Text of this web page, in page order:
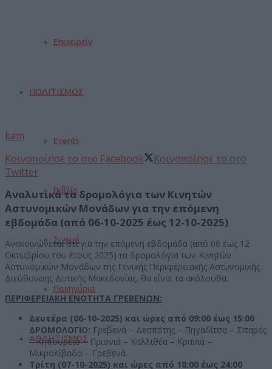
Επιχειρείν
ΠΟΛΙΤΙΣΜΟΣ
Events
Βιβλίο
Σινεμά
Πανηγύρια
ΑΘΛΗΤΙΣΜΟΣ
kam
Κοινοποίησε το στο Facebook
Κοινοποίησε το στο
Twitter
Αναλυτικά τα δρομολόγια των Κινητών
Αστυνομικών Μονάδων για την επόμενη
εβδομάδα (από 06-10-2025 έως 12-10-2025)
Ανακοινώνεται ότι για την επόμενη εβδομάδα (από 06 έως 12
Οκτωβρίου του έτους 2025) τα δρομολόγια των Κινητών
Αστυνομικών Μονάδων της Γενικής Περιφερειακής Αστυνομικής
Διεύθυνσης Δυτικής Μακεδονίας, θα είναι τα ακόλουθα:
ΠΕΡΙΦΕΡΕΙΑΚΗ ΕΝΟΤΗΤΑ ΓΡΕΒΕΝΩΝ:
Δευτέρα (06-10-2025) και ώρες από 09:00 έως 15:00
ΔΡΟΜΟΛΟΓΙΟ: Γρεβενά – Δεσπότης – Πηγαδίτσα – Σιταράς
– Κηπουρειό – Πριονιά – Καλλιθέα – Κρανιά –
Μικρολίβαδο – Γρεβενά.
Τρίτη (07-10-2025) και ώρες από 18:00 έως 24:00